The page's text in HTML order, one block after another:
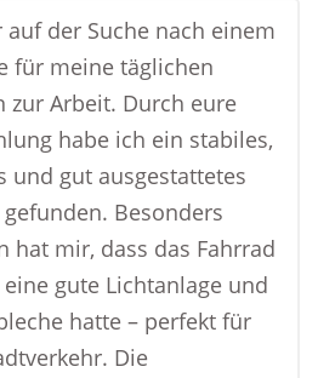
auf der Suche nach einem
für meine täglichen
zur Arbeit. Durch eure
habe ich ein stabiles,
und gut ausgestattetes
Besonders
hat mir, dass das Fahrrad
gute Lichtanlage und
hatte – perfekt für
Die